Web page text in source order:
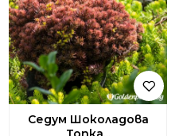
Седум Шоколадова